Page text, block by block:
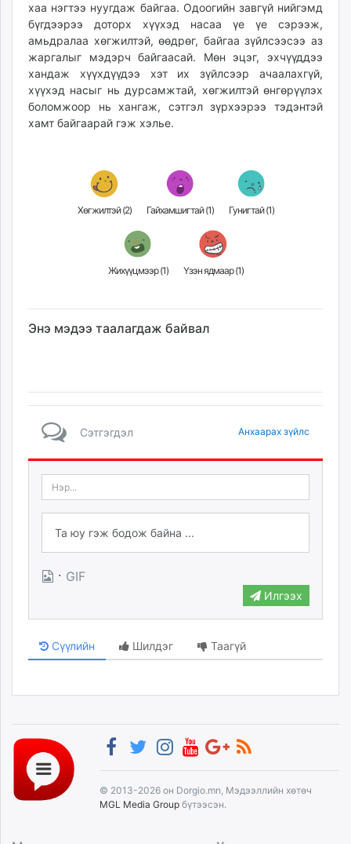
хаа нэгтээ нуугдаж байгаа. Одоогийн завгүй нийгэмд
бүгдээрээ доторх хүүхэд насаа үе үе сэрээж,
амьдралаа хөгжилтэй, өөдрөг, байгаа зүйлсээсээ аз
жаргалыг мэдэрч байгаасай. Мөн эцэг, эхчүүддээ
хандаж хүүхдүүдээ хэт их зүйлсээр ачаалахгүй,
хүүхэд насыг нь дурсамжтай, хөгжилтэй өнгөрүүлэх
боломжоор нь хангаж, сэтгэл зүрхээрээ тэдэнтэй
хамт байгаарай гэж хэлье.
Хөгжилтэй (2) Гайхамшигтай (1) Гунигтай (1)
Жихүүцмээр (1) Үзэн ядмаар (1)
Энэ мэдээ таалагдаж байвал
Сэтгэгдэл Анхаарах зүйлс
· GIF
Илгээх
Сүүлийн Шилдэг Таагүй
© 2013-2026 он Dorgio.mn, Мэдээллийн хөтөч
MGL Media Group бүтээсэн.